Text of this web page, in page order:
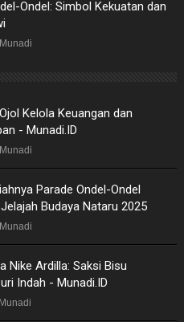
Ondel: Simbol Kekuatan dan
Munadi
Kelola Keuangan dan
- Munadi.ID
Munadi
Parade Ondel-Ondel
Budaya Nataru 2025
Munadi
Nike Ardilla: Saksi Bisu
Indah - Munadi.ID
Munadi